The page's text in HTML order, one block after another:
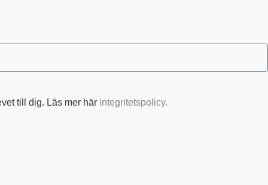
till dig. Läs mer här integritetspolicy.